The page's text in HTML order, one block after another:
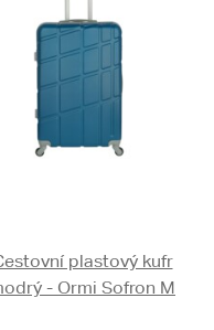
plastový kufr
- Ormi Sofron M